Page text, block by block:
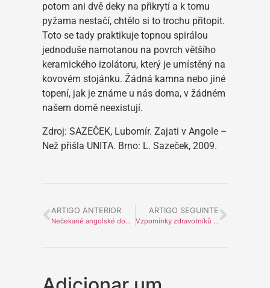
potom ani dvě deky na přikrytí a k tomu
pyžama nestačí, chtělo si to trochu přitopit.
Toto se tady praktikuje topnou spirálou
jednoduše namotanou na povrch většího
keramického izolátoru, který je umístěný na
kovovém stojánku. Žádná kamna nebo jiné
topení, jak je známe u nás doma, v žádném
našem domě neexistují.
Zdroj: SAZEČEK, Lubomír. Zajati v Angole –
Než přišla UNITA. Brno: L. Sazeček, 2009.
ARTIGO ANTERIOR
Nečekané angolské dobrodružství pro mě začíná!
ARTIGO SEGUINTE
Vzpomínky zdravotníků na práci pro Afričany v Alto Catumbela